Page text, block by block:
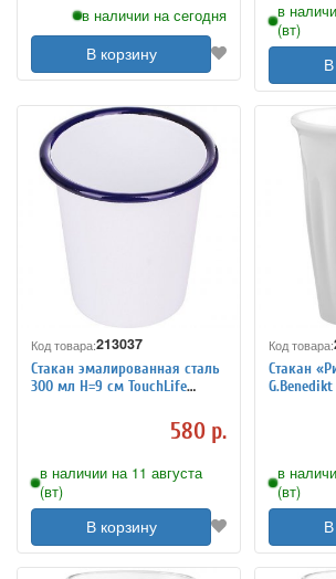
в наличии на сегодня
В корзину
в
(вт)
В
Код товара:213037
Стакан эмалированная сталь
300 мл H=9 см TouchLife
580 р.
в наличии на 11 августа
(вт)
В корзину
Код товара:
Стакан
G.Benedikt
в
(вт)
В